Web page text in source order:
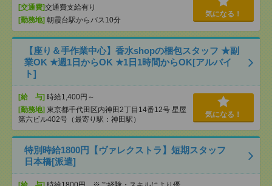
[交通費]交通費支給有り
[勤務地] 朝霞台駅からバス10分
気になる！
【座り＆手作業中心】香水shopの梱包スタッフ ★副
業OK ★週1日からOK ★1日1時間からOK[アルバイ
ト]
[給 与] 時給1,400円～
[勤務地] 東京都千代田区内神田2丁目14番12号 星屋
第六ビル402号（最寄り駅：神田駅）
気になる！
特別時給1800円【ヴァレクストラ】短期スタッフ
日本橋[派遣]